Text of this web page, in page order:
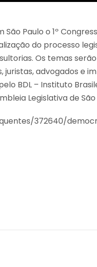
Paulo o 1º
do processo
Os temas
advogados e
BDL – Instituto
Legislativa de São
372640/